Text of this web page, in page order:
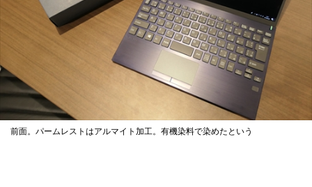
前面。パームレストはアルマイト加工。有機染料で染めたという